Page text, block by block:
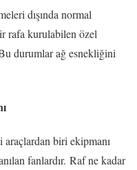
dışında normal
rafa kurulabilen özel
durumlar ağ esnekliğini
biri ekipmanı
fanlardır. Raf ne kadar